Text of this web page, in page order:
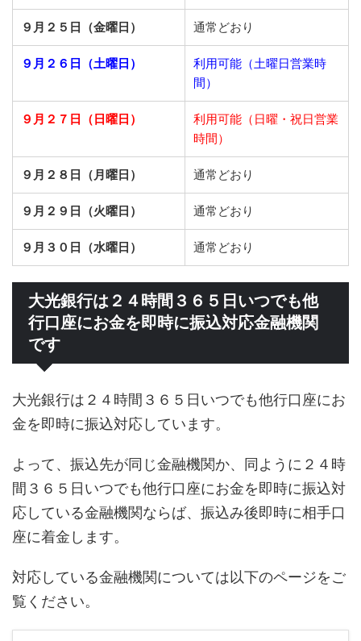
９月２５日（金曜日） 通常どおり
９月２６日（土曜日）
利用可能（土曜日営業時
間）
９月２７日（日曜日）
利用可能（日曜・祝日営業
時間）
９月２８日（月曜日） 通常どおり
９月２９日（火曜日） 通常どおり
９月３０日（水曜日） 通常どおり
大光銀行は２４時間３６５日いつでも他
行口座にお金を即時に振込対応金融機関
です
大光銀行は２４時間３６５日いつでも他行口座にお
金を即時に振込対応しています。
よって、振込先が同じ金融機関か、同ように２４時
間３６５日いつでも他行口座にお金を即時に振込対
応している金融機関ならば、振込み後即時に相手口
座に着金します。
対応している金融機関については以下のページをご
覧ください。